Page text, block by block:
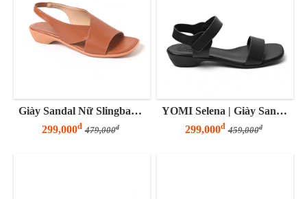
Giày Sandal Nữ Slingback Quai Chữ V
299,000đ 479,000đ
YOMI Selena | Giày Sandal Nữ Đế Thấp 3 Phân Quai Ngang Basic
299,000đ 459,000đ